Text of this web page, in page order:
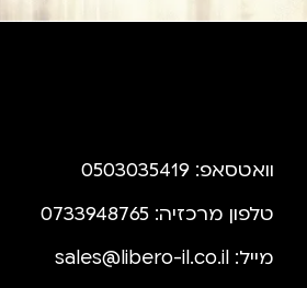
וואטסאפ: 0503035419
טלפון מרכזיה: 0733948765
מייל: sales@libero-il.co.il